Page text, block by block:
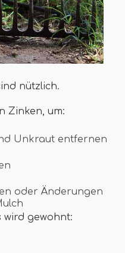
nützlich.
Zinken, um:
Unkraut entfernen
oder Änderungen
wird gewohnt: